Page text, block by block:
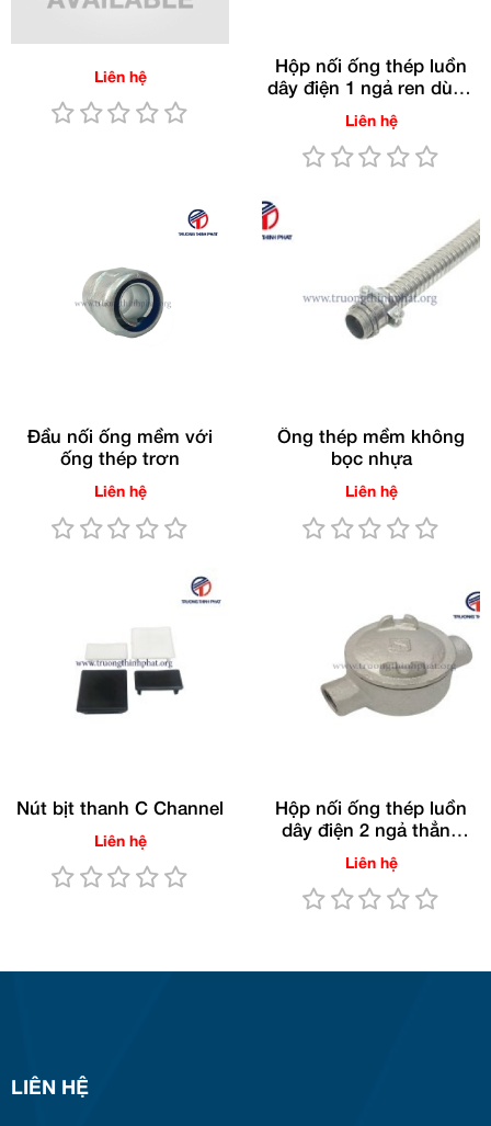
Liên hệ
Hộp nối ống thép luồn
dây điện 1 ngả ren dùng
cho ống RSC/IMC
(Gang nhúng nóng)
Liên hệ
Đầu nối ống mềm với
ống thép trơn
Liên hệ
Ống thép mềm không
bọc nhựa
Liên hệ
Nút bịt thanh C Channel
Liên hệ
Hộp nối ống thép luồn
dây điện 2 ngả thẳng
ren dùng cho ống
RSC/IMC(Gang nhúng
nóng)
Liên hệ
LIÊN HỆ